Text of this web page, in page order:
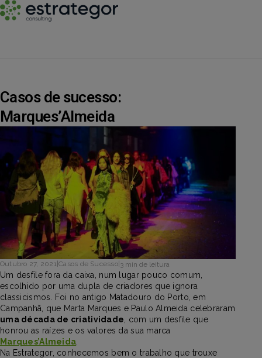
Casos de sucesso:
Marques’Almeida
Outubro 27, 2021 |Casos de Sucesso| 3 min de leitura
Um desfile fora da caixa, num lugar pouco comum,
escolhido por uma dupla de criadores que ignora
classicismos. Foi no antigo Matadouro do Porto, em
Campanhã, que Marta Marques e Paulo Almeida celebraram
uma década de criatividade , com um desfile que
honrou as raízes e os valores da sua marca
Marques’Almeida
Na Estrategor, conhecemos bem o trabalho que trouxe